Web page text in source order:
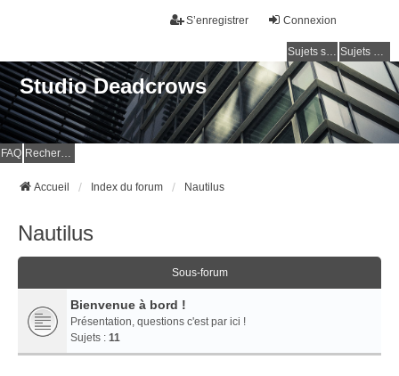
Connexion
S’enregistrer
Sujets sans réponse Sujets actifs
Studio Deadcrows
FAQ Rechercher
Accueil Index du forum Nautilus
Nautilus
Sous-forum
Bienvenue à bord !
Présentation, questions c'est par ici !
Sujets : 11